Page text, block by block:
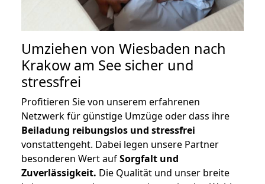
Umziehen von Wiesbaden nach
Krakow am See sicher und
stressfrei
Profitieren Sie von unserem erfahrenen
Netzwerk für günstige Umzüge oder dass ihre
Beiladung reibungslos und stressfrei
vonstattengeht. Dabei legen unsere Partner
besonderen Wert aufSorgfalt und
Zuverlässigkeit. Die Qualität und unser breite